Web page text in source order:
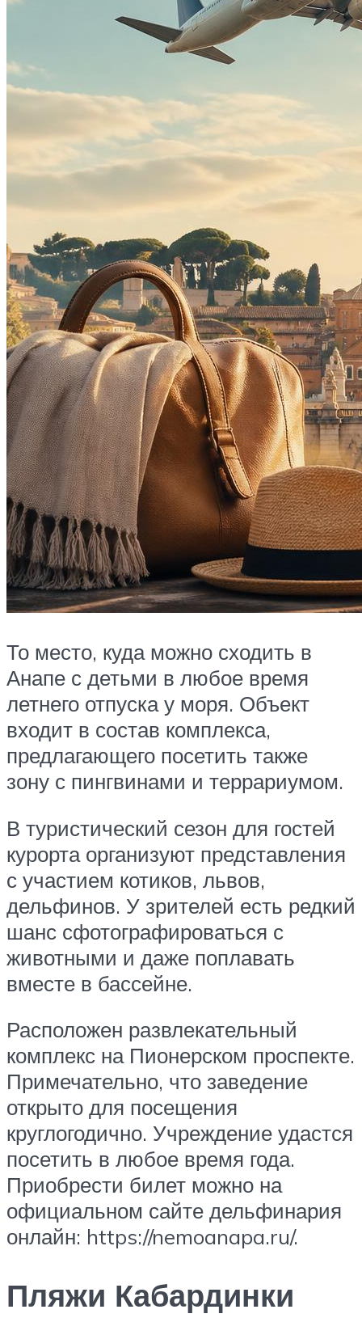
То место, куда можно сходить в
Анапе с детьми в любое время
летнего отпуска у моря. Объект
входит в состав комплекса,
предлагающего посетить также
зону с пингвинами и террариумом.
В туристический сезон для гостей
курорта организуют представления
с участием котиков, львов,
дельфинов. У зрителей есть редкий
шанс сфотографироваться с
животными и даже поплавать
вместе в бассейне.
Расположен развлекательный
комплекс на Пионерском проспекте.
Примечательно, что заведение
открыто для посещения
круглогодично. Учреждение удастся
посетить в любое время года.
Приобрести билет можно на
официальном сайте дельфинария
онлайн: https://nemoanapa.ru/.
Пляжи Кабардинки